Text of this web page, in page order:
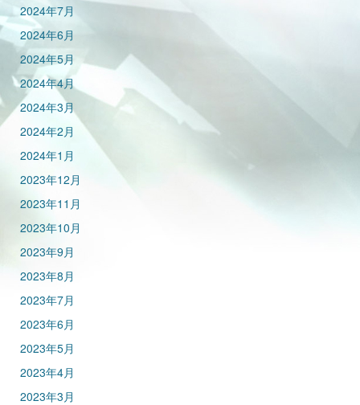
2024年7月
2024年6月
2024年5月
2024年4月
2024年3月
2024年2月
2024年1月
2023年12月
2023年11月
2023年10月
2023年9月
2023年8月
2023年7月
2023年6月
2023年5月
2023年4月
2023年3月